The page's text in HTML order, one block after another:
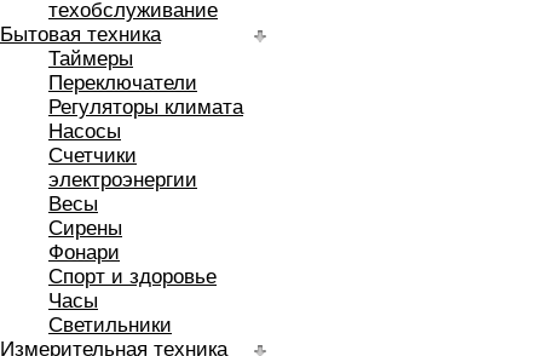
техобслуживание
Бытовая техника
Таймеры
Переключатели
Регуляторы климата
Насосы
Счетчики
электроэнергии
Весы
Сирены
Фонари
Спорт и здоровье
Часы
Светильники
Измерительная техника